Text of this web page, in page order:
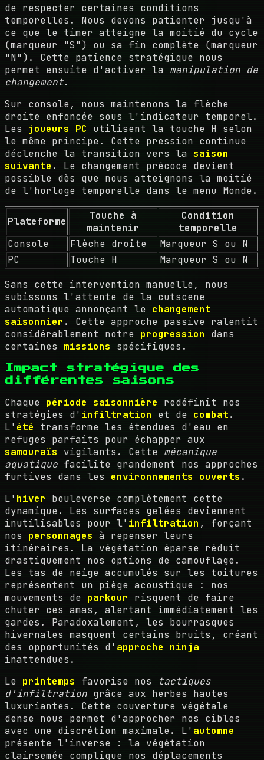
de respecter certaines conditions
temporelles. Nous devons patienter jusqu'à
ce que le timer atteigne la moitié du cycle
(marqueur "S") ou sa fin complète (marqueur
"N"). Cette patience stratégique nous
permet ensuite d'activer la manipulation de
changement.
Sur console, nous maintenons la flèche
droite enfoncée sous l'indicateur temporel.
Les joueurs PC utilisent la touche H selon
le même principe. Cette pression continue
déclenche la transition vers la saison
suivante . Le changement précoce devient
possible dès que nous atteignons la moitié
de l'horloge temporelle dans le menu Monde.
Plateforme
Touche à
maintenir
Condition
temporelle
Console
Flèche droite
Marqueur S ou N
PC
Touche H
Marqueur S ou N
Sans cette intervention manuelle, nous
subissons l'attente de la cutscene
automatique annonçant le changement
saisonnier . Cette approche passive ralentit
considérablement notre progression dans
certaines missions spécifiques.
Impact stratégique des
différentes saisons
Chaque période saisonnière redéfinit nos
stratégies d' infiltration et de combat.
L' été transforme les étendues d'eau en
refuges parfaits pour échapper aux
samouraïs vigilants. Cette mécanique
aquatique facilite grandement nos approches
furtives dans les environnements ouverts .
L' hiver bouleverse complètement cette
dynamique. Les surfaces gelées deviennent
inutilisables pour l' infiltration , forçant
nos personnages à repenser leurs
itinéraires. La végétation éparse réduit
drastiquement nos options de camouflage.
Les tas de neige accumulés sur les toitures
représentent un piège acoustique : nos
mouvements de parkour risquent de faire
chuter ces amas, alertant immédiatement les
gardes. Paradoxalement, les bourrasques
hivernales masquent certains bruits, créant
des opportunités d' approche ninja
inattendues.
Le printemps favorise nos
tactiques
d'infiltration grâce aux herbes hautes
luxuriantes. Cette couverture végétale
dense nous permet d'approcher nos cibles
avec une discrétion maximale. L' automne
présente l'inverse : la végétation
clairsemée complique nos déplacements